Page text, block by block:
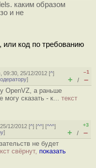
каким образом
и не
или код по требованию
09:30, 25/12/2012 [^]
]
–1
+ / –
OpenVZ, а раньше
сказать - к... текст
12/2012 [^] [^^] [^^^]
]
+3
+ / –
не будет
свёрнут, показать